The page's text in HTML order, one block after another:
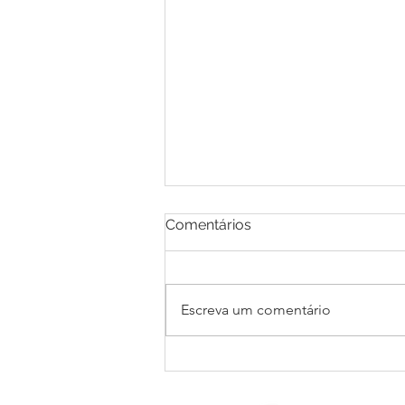
Comentários
Escreva um comentário